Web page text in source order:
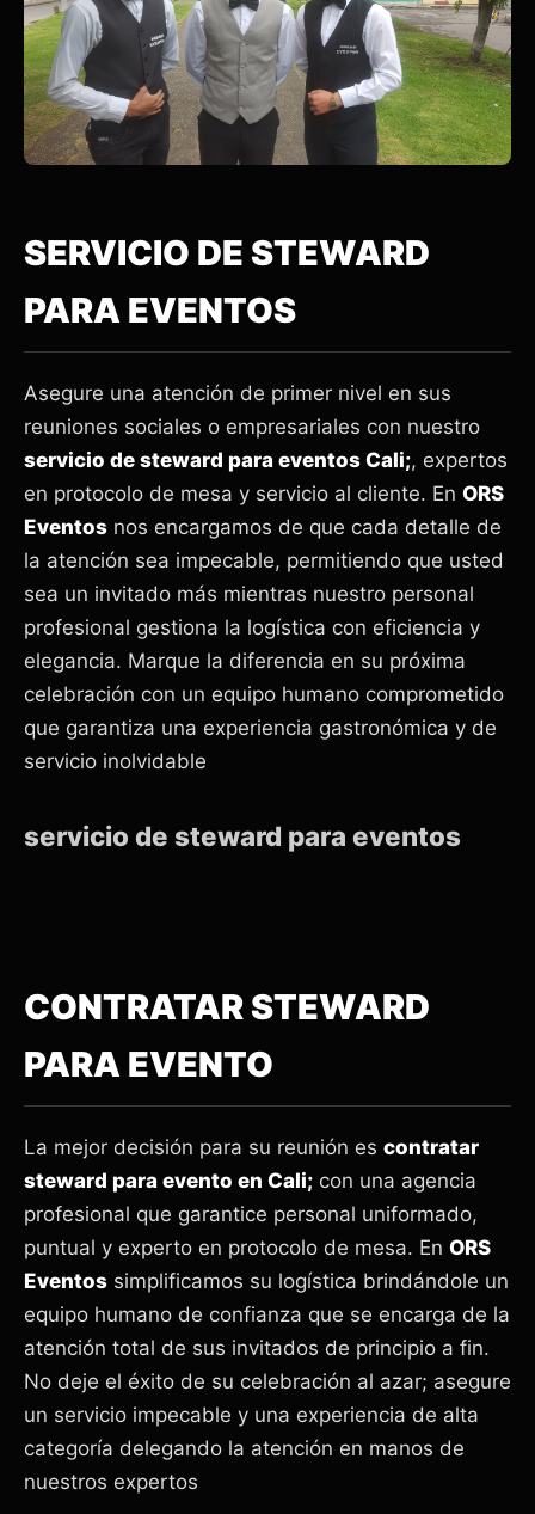
SERVICIO DE STEWARD
PARA EVENTOS
Asegure una atención de primer nivel en sus
reuniones sociales o empresariales con nuestro
servicio de steward para eventos Cali;, expertos
en protocolo de mesa y servicio al cliente. En ORS
Eventos nos encargamos de que cada detalle de
la atención sea impecable, permitiendo que usted
sea un invitado más mientras nuestro personal
profesional gestiona la logística con eficiencia y
elegancia. Marque la diferencia en su próxima
celebración con un equipo humano comprometido
que garantiza una experiencia gastronómica y de
servicio inolvidable
servicio de steward para eventos
CONTRATAR STEWARD
PARA EVENTO
La mejor decisión para su reunión es contratar
steward para evento en Cali; con una agencia
profesional que garantice personal uniformado,
puntual y experto en protocolo de mesa. En ORS
Eventos simplificamos su logística brindándole un
equipo humano de confianza que se encarga de la
atención total de sus invitados de principio a fin.
No deje el éxito de su celebración al azar; asegure
un servicio impecable y una experiencia de alta
categoría delegando la atención en manos de
nuestros expertos